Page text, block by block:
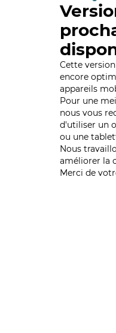
Cette
encore
appareils
Pour une
nous vous
d'utiliser un
ou une
Nous
améliorer la
Merci de